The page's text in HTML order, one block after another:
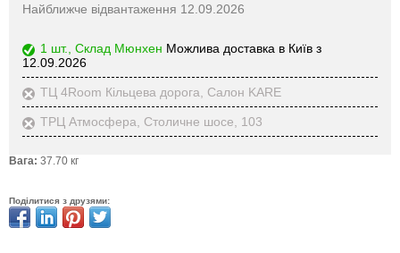
Найближче відвантаження 12.09.2026
1 шт., Склад Мюнхен Можлива доставка в Київ з
12.09.2026
ТЦ 4Room Кільцева дорога, Салон KARE
ТРЦ Атмосфера, Столичне шосе, 103
Вага: 37.70 кг
Поділитися з друзями: